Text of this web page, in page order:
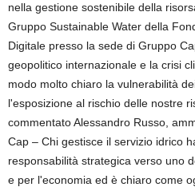
nella gestione sostenibile della
Gruppo Sustainable Water della
Digitale presso la sede di Gruppo
geopolitico internazionale e la crisi
modo molto chiaro la vulnerabilità
l'esposizione al rischio delle nostre
commentato Alessandro Russo,
Cap – Chi gestisce il servizio idrico
responsabilità strategica verso uno
e per l'economia ed è chiaro come